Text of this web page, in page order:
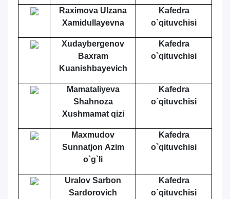
Raximova Ulzana
Xamidullayevna
Kafedra
o`qituvchisi
Xudaybergenov
Baxram
Kuanishbayevich
Kafedra
o`qituvchisi
Mamataliyeva
Shahnoza
Xushmamat qizi
Kafedra
o`qituvchisi
Maxmudov
Sunnatjon Аzim
o`g`li
Kafedra
o`qituvchisi
Uralov Sarbon
Sardorovich
Kafedra
o`qituvchisi